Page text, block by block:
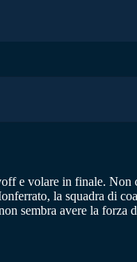
e volare in finale.
la squadra di
sembra avere la forza